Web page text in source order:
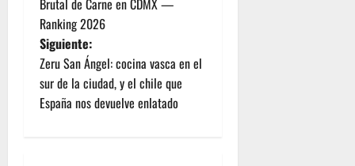
Ranking 2026
Siguiente:
Zeru San Ángel: cocina vasca en el
sur de la ciudad, y el chile que
España nos devuelve enlatado